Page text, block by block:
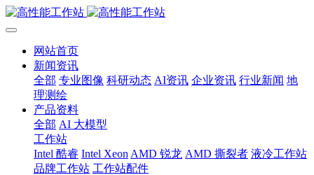
网站首页
新闻资讯
全部 专业图像 科研动态 AI资讯 企业资讯 行业新闻 地
理测绘
产品资料
全部 AI 大模型
工作站
Intel 酷睿 Intel Xeon AMD 锐龙 AMD 撕裂者 液冷工作站
品牌工作站 工作站配件